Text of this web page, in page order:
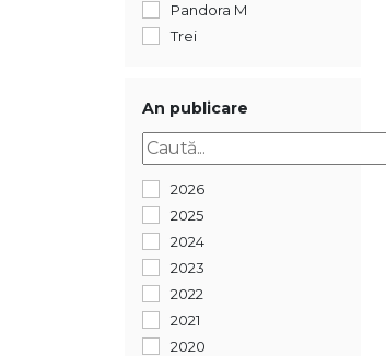
Pandora M
Trei
An publicare
2026
2025
2024
2023
2022
2021
2020